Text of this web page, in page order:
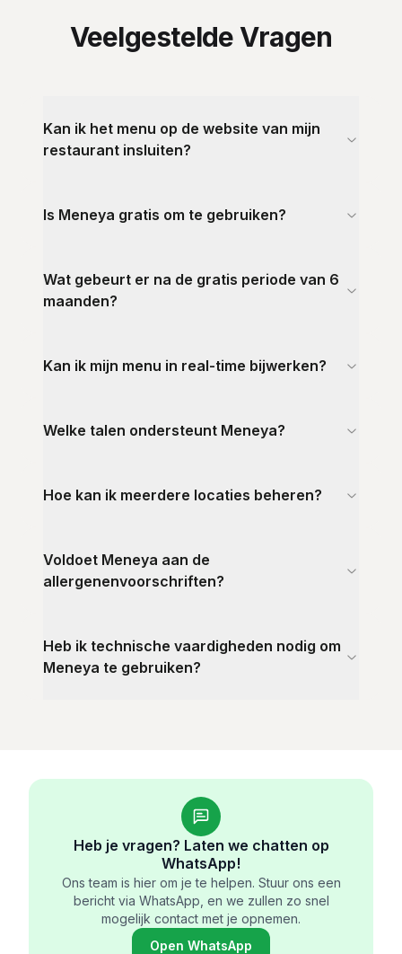
Veelgestelde Vragen
Kan ik het menu op de website van mijn
restaurant insluiten?
Is Meneya gratis om te gebruiken?
Wat gebeurt er na de gratis periode van 6
maanden?
Kan ik mijn menu in real-time bijwerken?
Welke talen ondersteunt Meneya?
Hoe kan ik meerdere locaties beheren?
Voldoet Meneya aan de
allergenenvoorschriften?
Heb ik technische vaardigheden nodig om
Meneya te gebruiken?
Heb je vragen? Laten we chatten op
WhatsApp!
Ons team is hier om je te helpen. Stuur ons een
bericht via WhatsApp, en we zullen zo snel
mogelijk contact met je opnemen.
Open WhatsApp